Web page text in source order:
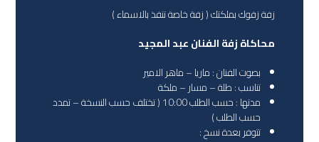
زفة زفوك بملكتك ( زفة خاصة تنفذ بالاسماء )
محاكاة زفة الفنان عبد المجيد
بصوت الفنان : ماريا – ماهر الامير
تناسب : طلة – مسار – ملكة
مدتها : حسب الطلب 10:00 ( تختلف حسب النسخة – تمدد
حسب الطلب )
تتوفر بعدة نسخ :